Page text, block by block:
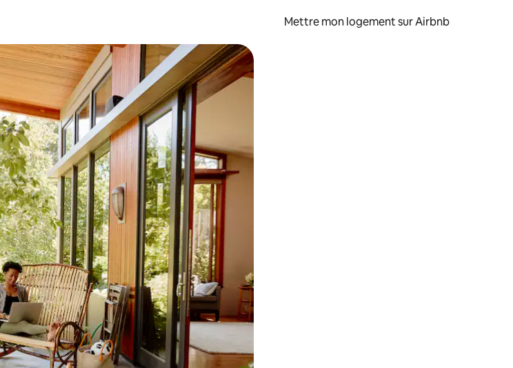
Mettre mon logement sur Airbnb
pour les parcourir ou en appuyant et en faisant glisser.